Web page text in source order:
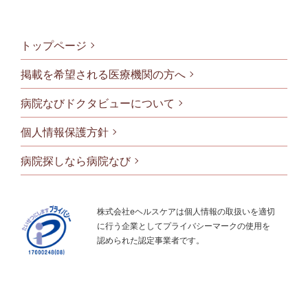
フッタメニ
トップページ
掲載を希望される医療機関の方へ
病院なびドクタビューについて
個人情報保護方針
病院探しなら病院なび
株式会社eヘルスケアは個人情報の取扱いを適切
に行う企業としてプライバシーマークの使用を
認められた認定事業者です。